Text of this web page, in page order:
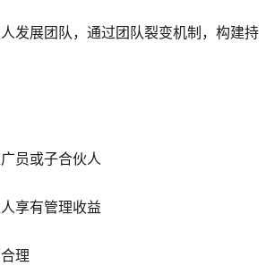
发展团队，通过团队裂变机制，构建持
员或子合伙人
享有管理收益
理